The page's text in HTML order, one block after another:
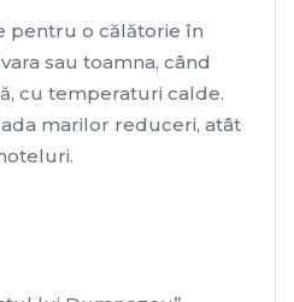
pentru o călătorie în
sau toamna, când
cu temperaturi calde.
marilor reduceri, atât